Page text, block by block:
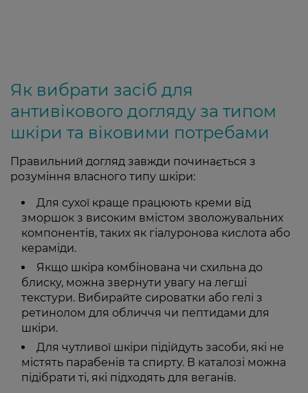
Як вибрати засіб для
антивікового догляду за типом
шкіри та віковими потребами
Правильний догляд завжди починається з
розуміння власного типу шкіри:
Для сухої краще працюють креми від
зморшок з високим вмістом зволожувальних
компонентів, таких як гіалуронова кислота або
кераміди.
Якщо шкіра комбінована чи схильна до
блиску, можна звернути увагу на легші
текстури. Вибирайте сироватки або гелі з
ретинолом для обличчя чи пептидами для
шкіри.
Для чутливої шкіри підійдуть засоби, які не
містять парабенів та спирту. В каталозі можна
підібрати ті, які підходять для веганів.